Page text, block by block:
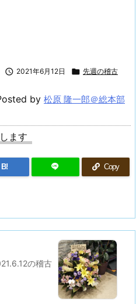
 2021年6月12日  先週の稽古
by 松原 隆一郎＠総本部
ます
B! Copy
の稽古